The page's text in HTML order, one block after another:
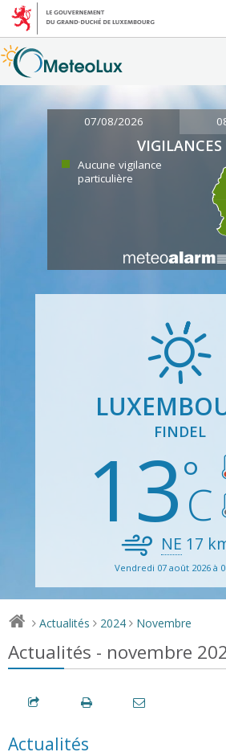
07/08/2026
VIGILANCES
Aucune vigilance
particulière
FINDEL
13
NE 17
Vendredi 07 août 2026 à
> Actualités > 2024 > Novembre
Actualités - novembre
Actualités